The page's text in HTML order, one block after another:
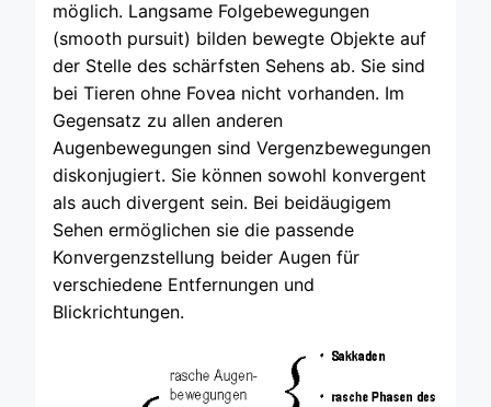
möglich. Langsame Folgebewegungen
(smooth pursuit) bilden bewegte Objekte auf
der Stelle des schärfsten Sehens ab. Sie sind
bei Tieren ohne Fovea nicht vorhanden. Im
Gegensatz zu allen anderen
Augenbewegungen sind Vergenzbewegungen
diskonjugiert. Sie können sowohl konvergent
als auch divergent sein. Bei beidäugigem
Sehen ermöglichen sie die passende
Konvergenzstellung beider Augen für
verschiedene Entfernungen und
Blickrichtungen.